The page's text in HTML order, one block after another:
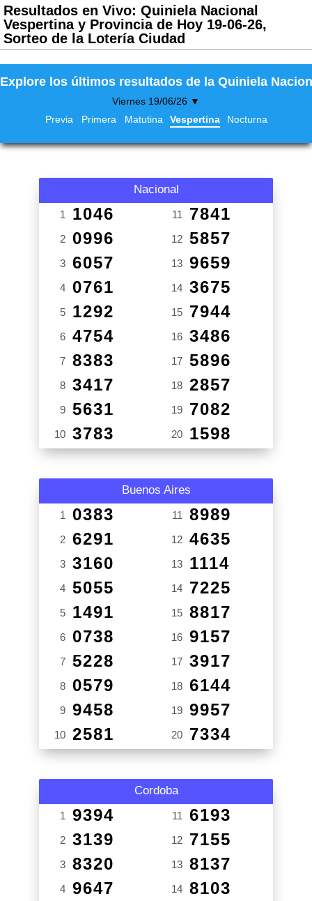
Resultados en Vivo: Quiniela Nacional
Vespertina y Provincia de Hoy 19-06-26,
Sorteo de la Lotería Ciudad
Explore los últimos resultados de la Quiniela
Viernes 19/06/26 ▼
Previa
Primera Matutina Vespertina Nocturna
Nacional
1 1046
2 0996
3 6057
4 0761
5 1292
6 4754
7 8383
8 3417
9 5631
10 3783
11 7841
12 5857
13 9659
14 3675
15 7944
16 3486
17 5896
18 2857
19 7082
20 1598
Buenos Aires
1 0383
2 6291
3 3160
4 5055
5 1491
6 0738
7 5228
8 0579
9 9458
10 2581
11 8989
12 4635
13 1114
14 7225
15 8817
16 9157
17 3917
18 6144
19 9957
20 7334
Cordoba
1 9394
2 3139
3 8320
4 9647
11 6193
12 7155
13 8137
14 8103